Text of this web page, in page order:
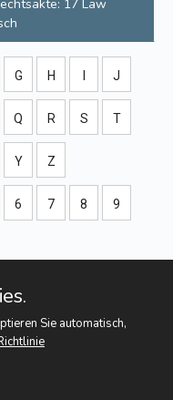
17 Law
G H J
Q R S T
Y Z
6 7 8 9
Sie automatisch,